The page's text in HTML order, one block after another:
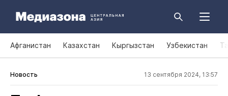
Афганистан Казахстан Кыргызстан Узбекистан
Новость 13 сентября 2024, 13:57